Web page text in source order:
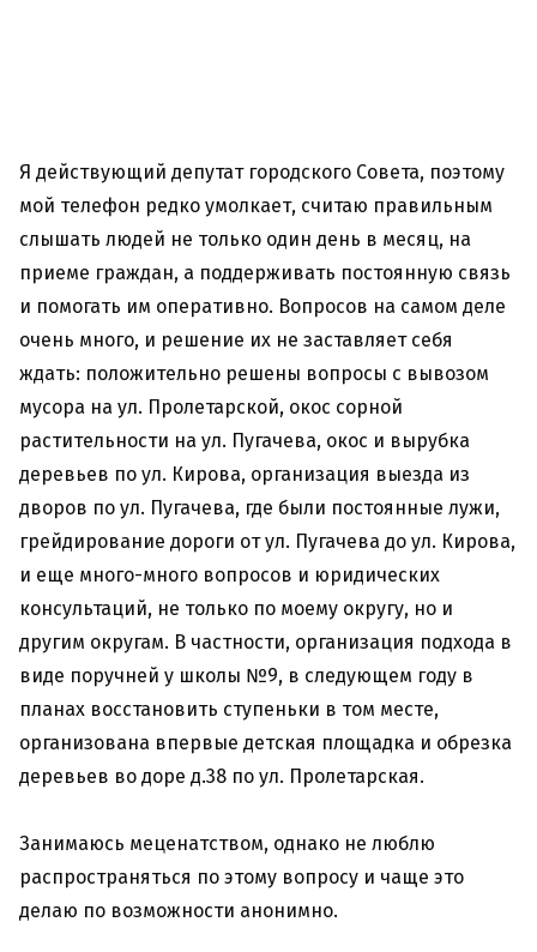
Я действующий депутат городского Совета, поэтому
мой телефон редко умолкает, считаю правильным
слышать людей не только один день в месяц, на
приеме граждан, а поддерживать постоянную связь
и помогать им оперативно. Вопросов на самом деле
очень много, и решение их не заставляет себя
ждать: положительно решены вопросы с вывозом
мусора на ул. Пролетарской, окос сорной
растительности на ул. Пугачева, окос и вырубка
деревьев по ул. Кирова, организация выезда из
дворов по ул. Пугачева, где были постоянные лужи,
грейдирование дороги от ул. Пугачева до ул. Кирова,
и еще много-много вопросов и юридических
консультаций, не только по моему округу, но и
другим округам. В частности, организация подхода в
виде поручней у школы №9, в следующем году в
планах восстановить ступеньки в том месте,
организована впервые детская площадка и обрезка
деревьев во доре д.38 по ул. Пролетарская.
Занимаюсь меценатством, однако не люблю
распространяться по этому вопросу и чаще это
делаю по возможности анонимно.